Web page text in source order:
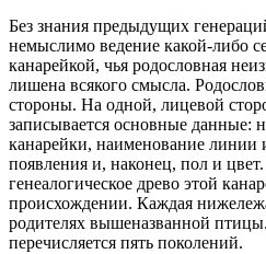
Без знания предыдущих
немыслимо ведение какой-либо
канарейкой, чья родословная
лишена всякого смысла.
стороны. На одной, лицевой
записывается основные данные:
канарейки, наименование линии
появления и, наконец, пол и
генеалогическое древо этой
происхождении. Каждая
родителях вышеназванной
перечисляется пять поколений.